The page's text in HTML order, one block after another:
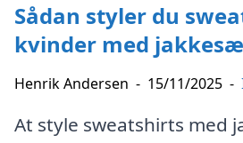
Sådan styler du
kvinder med
Henrik Andersen - 15/11/2025 -
At style sweatshirts med